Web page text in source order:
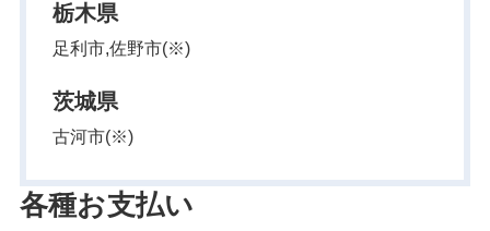
栃木県
足利市,佐野市(※)
茨城県
古河市(※)
各種お支払い